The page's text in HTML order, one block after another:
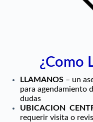
¿Como
LLAMANOS – un
para agendamiento
dudas
UBICACION
requerir visita o